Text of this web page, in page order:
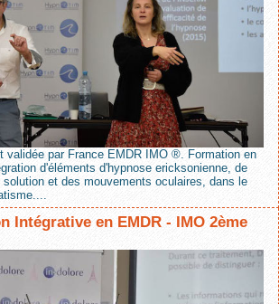
validée par France EMDR IMO ®. Formation en
d'éléments d'hypnose ericksonienne, de
solution et des mouvements oculaires, dans le
Intégrative en EMDR - IMO 2ème